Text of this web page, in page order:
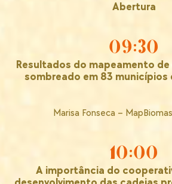
Abertura
09:30
Resultados do mapeamento
sombreado em 83 municípios
Marisa Fonseca –
10:00
A importância do